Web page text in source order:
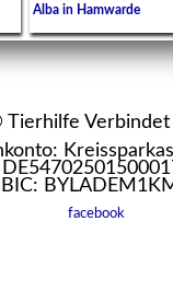
Alba in Hamwarde
Tierhilfe Verbindet
BIC:
facebook